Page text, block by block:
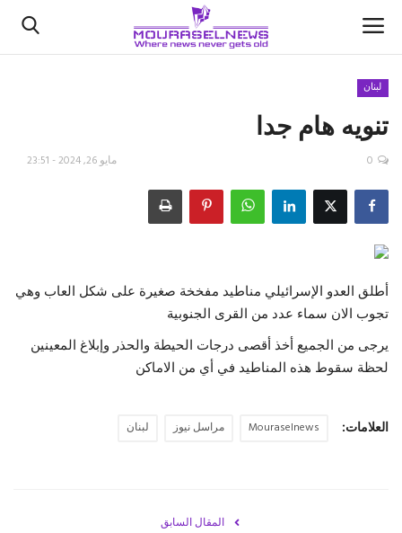
الأخبار
كتّابنا
السعودية
اقتصاد
علوم وتكنولوجيا
رياضة
لبنان
تنويه هام جدا
مايو 26, 2024 - 23:51 0
أطلق العدو الإسرائيلي مناطيد مفخخة صغيرة على شكل العاب وهي
تجوب الان سماء عدد من القرى الجنوبية
يرجى من الجميع أخذ أقصى درجات الحيطة والحذر وإبلاغ المعينين
لحظة سقوط هذه المناطيد في أي من الاماكن
العلامات: Mouraselnews مراسل نيوز لبنان
المقال السابق